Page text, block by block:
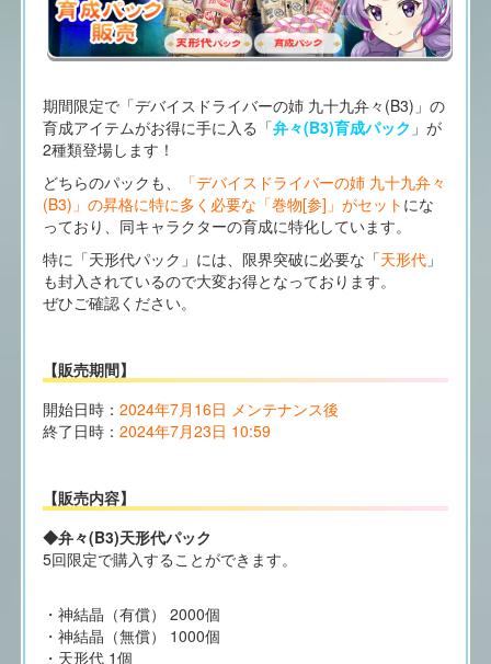
期間限定で「デバイスドライバーの姉 九十九弁々(B3)」の
育成アイテムがお得に手に入る「弁々(B3)育成パック 」が
2種類登場します！
どちらのパックも、
「デバイスドライバーの姉 九十九弁々
(B3)」の昇格に特に多く必要な「巻物[参]」がセット にな
っており、同キャラクターの育成に特化しています。
特に「天形代パック」には、限界突破に必要な「天形代」
も封入されているので大変お得となっております。
ぜひご確認ください。
【販売期間】
開始日時： 2024年7月16日 メンテナンス後
終了日時： 2024年7月23日 10:59
【販売内容】
◆弁々(B3)天形代パック
5回限定で購入することができます。
・神結晶（有償） 2000個
・神結晶（無償） 1000個
・天形代 1個